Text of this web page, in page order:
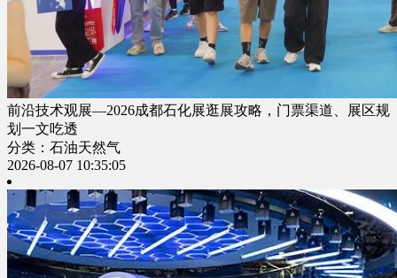
前沿技术观展—2026成都石化展逛展攻略，门票渠道、展区规
划一文吃透
分类：石油天然气
2026-08-07 10:35:05